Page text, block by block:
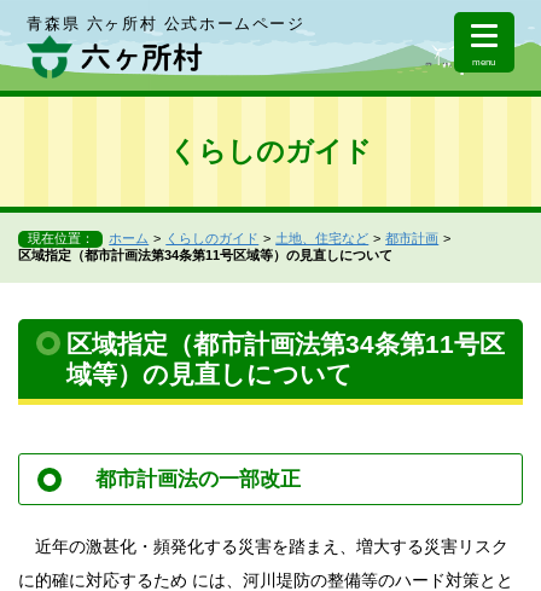
青森県 六ヶ所村 公式ホームページ
menu
くらしのガイド
現在位置： ホーム くらしのガイド 土地、住宅など
都市計画
区域指定（都市計画法第34条第11号区域等）の見直しについて
区域指定（都市計画法第34条第11号区
域等）の見直しについて
都市計画法の一部改正
近年の激甚化・頻発化する災害を踏まえ、増大する災害リスク
に的確に対応するため には、河川堤防の整備等のハード対策とと